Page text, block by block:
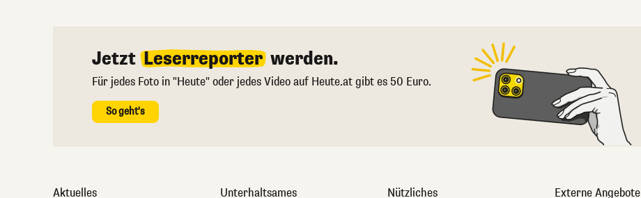
Jetzt Leserreporter werden.
Für jedes Foto in "Heute" oder jedes Video auf Heute.at gibt es 50 Euro.
So geht's
Aktuelles
Unterhaltsames
Nützliches
Externe Angebote